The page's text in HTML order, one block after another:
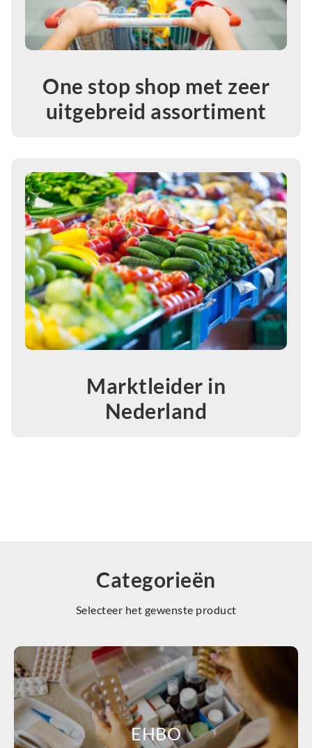
One stop shop met zeer
uitgebreid assortiment
Marktleider in
Nederland
Categorieën
Selecteer het gewenste product
EHBO